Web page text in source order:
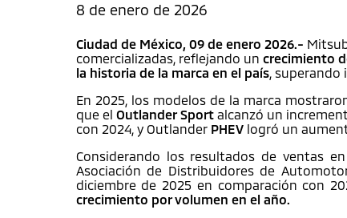
8 de enero de 2026
Ciudad de México, 09 de enero 2026.-
comercializadas, reflejando un crecimiento
la historia de la marca en el país, superando
En 2025, los modelos de la marca
que elOutlander Sportalcanzó un
con 2024, y OutlanderPHEVlogró un
Considerando los resultados de ventas
Asociación de Distribuidores de
diciembre de 2025 en comparación con
crecimiento por volumen en el año.